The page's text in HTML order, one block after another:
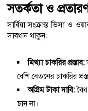
সতর্কতা ও
সার্বিয়া সংক্রান্ত ভিসা ও
সাবধান থাকুন:
মিথ্যা চাকরির প্রস্তাব:
বেশি বেতনের চাকরির
অগ্রিম টাকা দাবি:
চান না।